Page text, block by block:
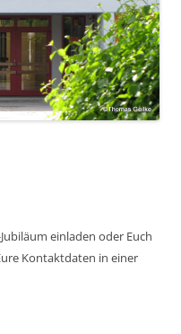
einladen oder Euch
Kontaktdaten in einer